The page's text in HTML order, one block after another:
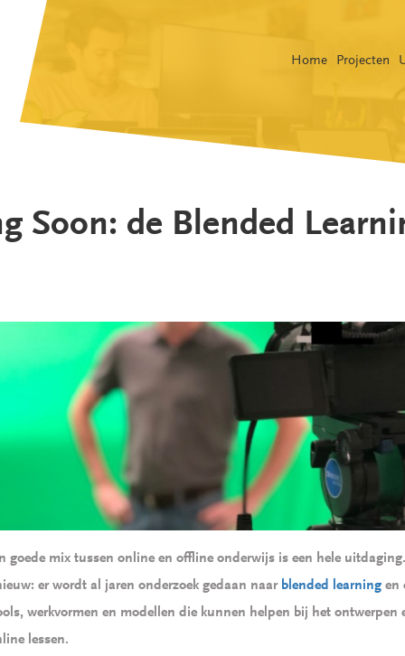
Home Projecten
Soon: de Blended
goede mix tussen online en offline onderwijs is een hele
er wordt al jaren onderzoek gedaan naar blended learning en
werkvormen en modellen die kunnen helpen bij het ontwerpen
lessen.